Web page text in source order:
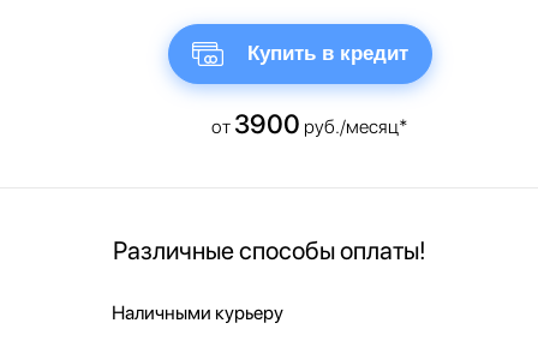
Купить в кредит
от 3900 руб./месяц*
Различные способы оплаты!
Наличными курьеру